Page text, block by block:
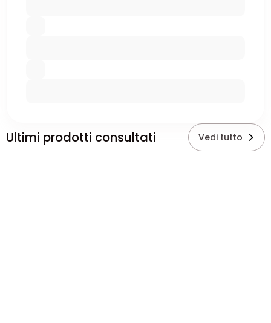
Ultimi prodotti consultati Vedi tutto